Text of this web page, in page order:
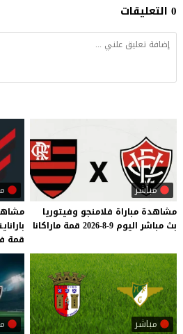
0 التعليقات
مباشر
مشاهدة مباراة فلامنجو وفيتوريا
بث مباشر اليوم 9-8-2026 قمة ماراكانا
قمة
مباشر